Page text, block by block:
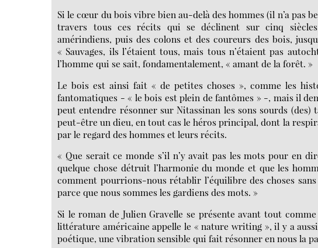
Si le cœur du bois vibre bien au-delà des hommes (il n’a pas
travers tous ces récits qui se déclinent sur cinq siècles
amérindiens, puis des colons et des coureurs des bois,
« Sauvages, ils l’étaient tous, mais tous n’étaient pas
l’homme qui se sait, fondamentalement, « amant de la forêt. »
Le bois est ainsi fait « de petites choses », comme les
fantomatiques - « le bois est plein de fantômes » -, mais il
peut entendre résonner sur Nitassinan les sons sourds
peut-être un dieu, en tout cas le héros principal, dont la
par le regard des hommes et leurs récits.
« Que serait ce monde s’il n’y avait pas les mots pour en
quelque chose détruit l’harmonie du monde et que les
comment pourrions-nous rétablir l’équilibre des choses
parce que nous sommes les gardiens des mots. »
Si le roman de Julien Gravelle se présente avant tout
littérature américaine appelle le « nature writing », il y a
poétique, une vibration sensible qui fait résonner en nous la